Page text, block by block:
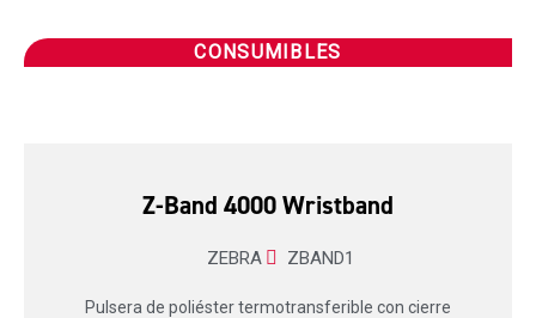
CONSUMIBLES
Z-Band 4000 Wristband
ZEBRA ZBAND1
Pulsera de poliéster termotransferible con cierre